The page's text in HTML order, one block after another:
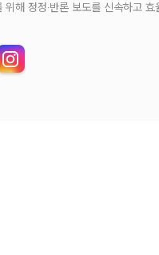
해 정정‧반론 보도를 신속하고